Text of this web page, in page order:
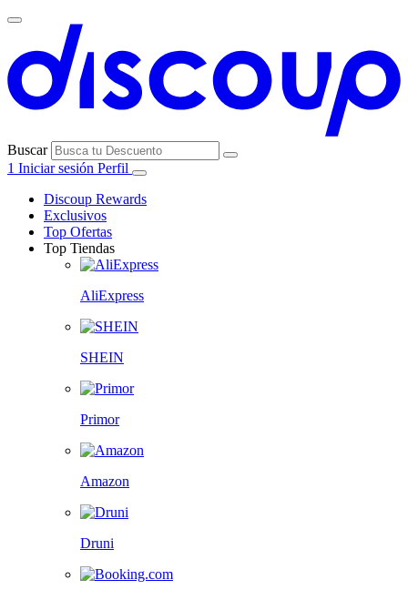
Buscar
1 Iniciar sesión Perfil
Discoup Rewards
Exclusivos
Top Ofertas
Top Tiendas
AliExpress
SHEIN
Primor
Amazon
Druni